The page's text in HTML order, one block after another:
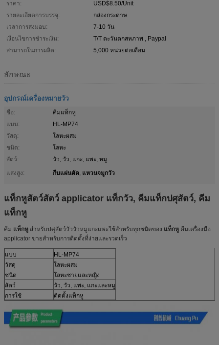
ราคา:
USD$8.50/Unit
รายละเอียดการบรรจุ:
กล่องกระดาษ
เวลาการส่งมอบ:
7-10 วัน
เงื่อนไขการชำระเงิน:
T/T ตะวันตกสหภาพ , Paypal
สามารถในการผลิต:
5,000 หน่วยต่อเดือน
ลักษณะ
อุปกรณ์เครื่องหมายวัว
ชื่อ:
คีมแท็กหู
แบบ:
HL-MP74
วัสดุ:
โลหะผสม
ชนิด:
โลหะ
สัตว์:
วัว, วัว, แกะ, แพะ, หมู
แสงสูง:
กีบแผ่นตัด, แหวนจมูกวัว
แท็กหูสัตว์สัตว์ applicator แท็กวัว, คีมแท็กปศุสัตว์, คีม
แท็กหู
คีม แท็กหู สำหรับปศุสัตว์วัววัวหมูแกะแพะใช้สำหรับทุกชนิดของ แท็กหู คีมเครื่องมือ
applicator ขายสำหรับการติดตั้งที่ง่ายและรวดเร็ว
แบบ
HL-MP74
วัสดุ
โลหะผสม
ชนิด
โลหะชายและหญิง
สัตว์
วัว, วัว, แพะ, แกะและหมู
การใช้
ติดตั้งแท็กหู